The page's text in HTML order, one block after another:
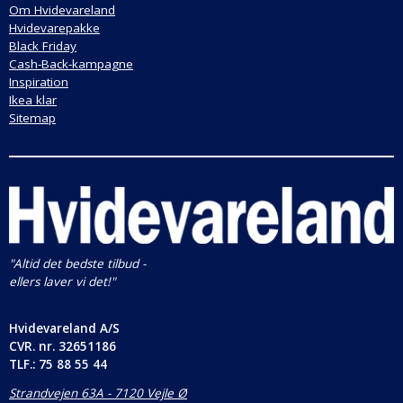
Om Hvidevareland
Hvidevarepakke
Black Friday
Cash-Back-kampagne
Inspiration
Ikea klar
Sitemap
"Altid det bedste tilbud -
ellers laver vi det!"
Hvidevareland A/S
CVR. nr. 32651186
TLF.: 75 88 55 44
Strandvejen 63A - 7120 Vejle Ø